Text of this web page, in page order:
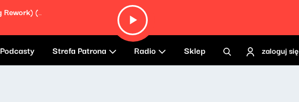
Squared (Kjartan Holm & Sin Fang Rework) (feat. Ólafur Arnalds & Janus Rasmussen)
Podcasty Strefa Patrona Radio Sklep zaloguj się